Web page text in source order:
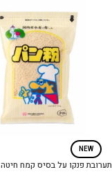
NEW
תערובת פנקו על בסיס קמח חיטה